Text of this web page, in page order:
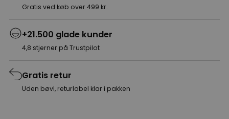
Gratis ved køb over 499 kr.
+21.500 glade kunder
4,8 stjerner på Trustpilot
Gratis retur
Uden bøvl, returlabel klar i pakken